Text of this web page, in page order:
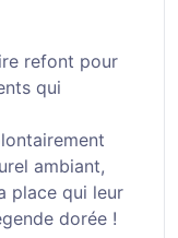
re­font pour
qui
ambiant,
place qui leur
dorée !